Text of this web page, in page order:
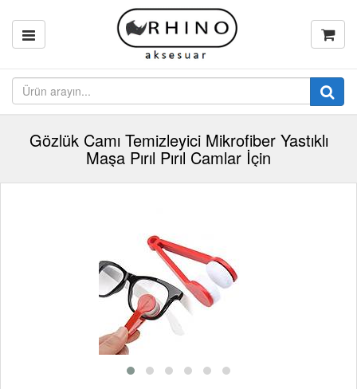
Gözlük Camı Temizleyici Mikrofiber Yastıklı
Maşa Pırıl Pırıl Camlar İçin